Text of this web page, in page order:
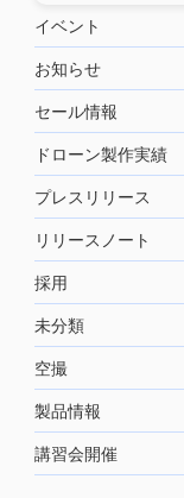
イベント
お知らせ
セール情報
ドローン製作実績
プレスリリース
リリースノート
採用
未分類
空撮
製品情報
講習会開催